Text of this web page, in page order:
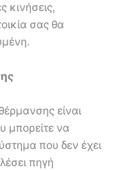
κινήσεις,
σας θα
είναι
μπορείτε να
που δεν έχει
πηγή